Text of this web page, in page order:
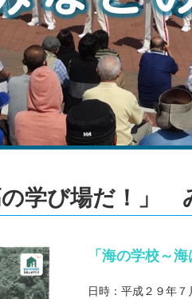
の学び場だ！」
「海の学校～
日時：平成２９年